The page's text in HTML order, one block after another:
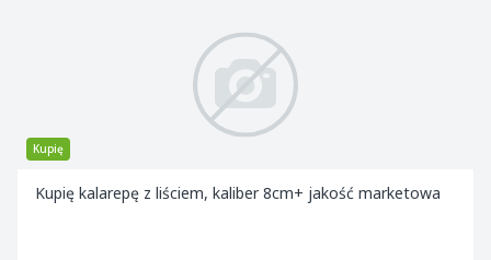
Kupię
Kupię kalarepę z liściem, kaliber 8cm+ jakość marketowa